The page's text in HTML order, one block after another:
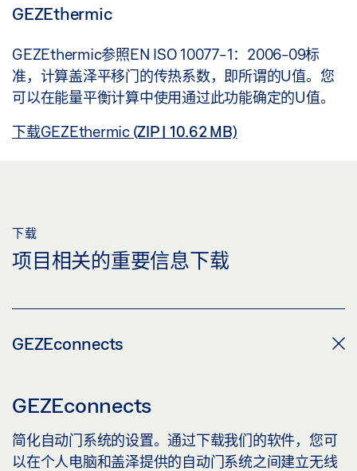
GEZEthermic
GEZEthermic参照EN ISO 10077-1：2006-09标
准，计算盖泽平移门的传热系数，即所谓的U值。您
可以在能量平衡计算中使用通过此功能确定的U值。
下载GEZEthermic (ZIP | 10.62 MB)
下载
项目相关的重要信息下载
GEZEconnects
GEZEconnects
简化自动门系统的设置。通过下载我们的软件，您可
以在个人电脑和盖泽提供的自动门系统之间建立无线